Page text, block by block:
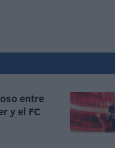
entre
y el FC